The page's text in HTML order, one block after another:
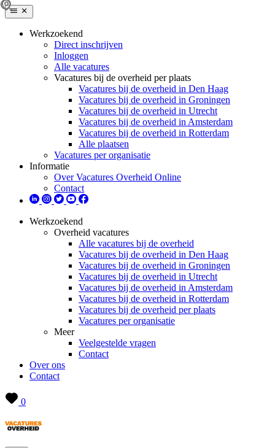
Werkzoekend
Direct inschrijven
Inloggen
Alle vacatures
Vacatures bij de overheid per plaats
Vacatures bij de overheid in Den Haag
Vacatures bij de overheid in Groningen
Vacatures bij de overheid in Utrecht
Vacatures bij de overheid in Amsterdam
Vacatures bij de overheid in Rotterdam
Alle plaatsen
Vacatures per organisatie
Informatie
Over Vacatures Overheid Online
Contact
Werkzoekend
Overheid vacatures
Alle vacatures bij de overheid
Vacatures bij de overheid in Den Haag
Vacatures bij de overheid in Groningen
Vacatures bij de overheid in Utrecht
Vacatures bij de overheid in Amsterdam
Vacatures bij de overheid in Rotterdam
Vacatures bij de overheid per plaats
Vacatures per organisatie
Meer
Veelgestelde vragen
Contact
Over ons
Contact
0